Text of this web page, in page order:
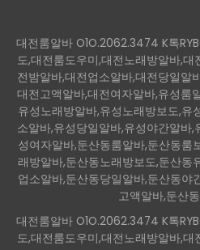
대전룸알바 O1O.2062.3474 K톡
도,대전룸도우미,대전노래방알바,
전밤알바,대전업소알바,대전당일알
대전고액알바,대전여자알바,유성룸
유성노래방알바,유성노래방보도,유
소알바,유성당일알바,유성야간알바
성여자알바,둔산동룸알바,둔산동룸
래방알바,둔산동노래방보도,둔산동
업소알바,둔산동당일알바,둔산동야
고액알바,둔산
대전룸알바 O1O.2062.3474 K톡
도,대전룸도우미,대전노래방알바,